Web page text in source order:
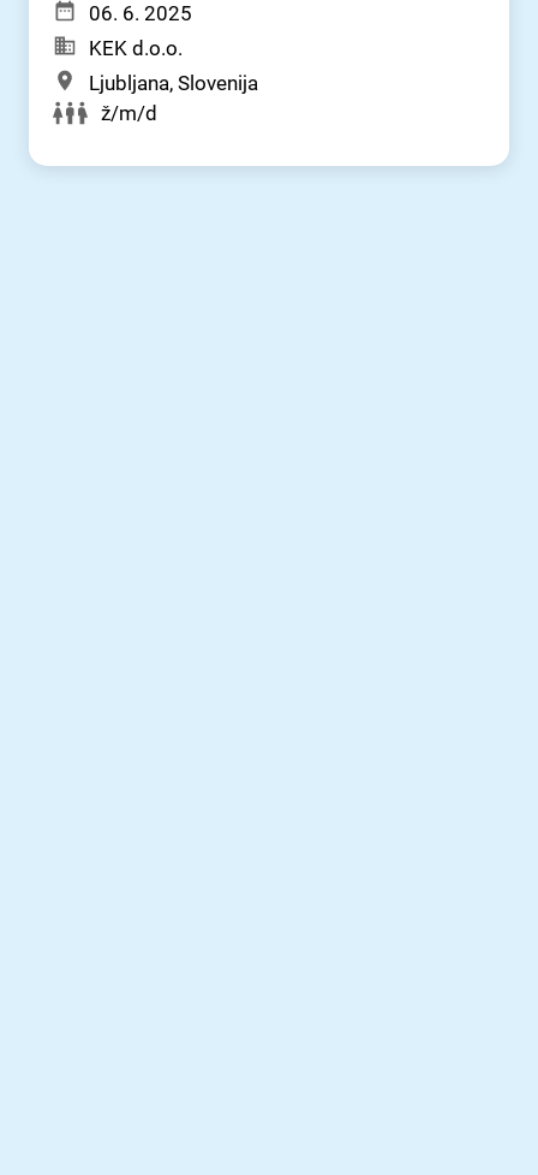
06. 6. 2025
KEK d.o.o.
Ljubljana, Slovenija
ž/m/d